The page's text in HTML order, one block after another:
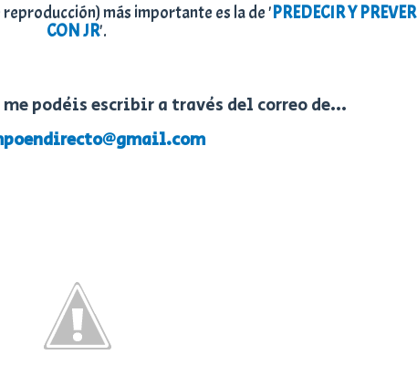
más importante es la de 'PREDECIR Y PREVER
CON JR'.
podéis escribir a través del correo de...